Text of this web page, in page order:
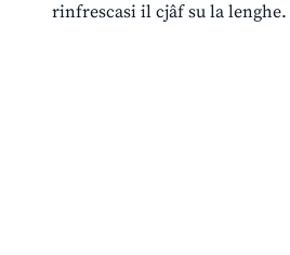
rinfrescasi il cjâf su la lenghe.